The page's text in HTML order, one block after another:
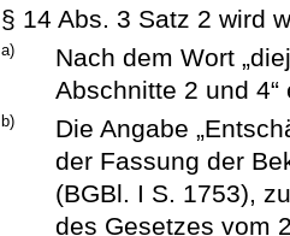
§ 14 Abs. 3 Satz 2 wird
a)
Nach dem Wort
Abschnitte 2 und 4“
b)
Die Angabe
der Fassung der
(BGBl. I S. 1753),
des Gesetzes vom